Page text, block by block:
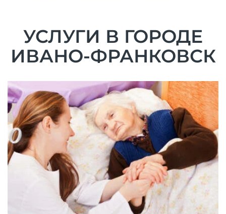
УСЛУГИ В ГОРОДЕ
ИВАНО-ФРАНКОВСК